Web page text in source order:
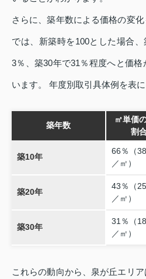
さらに、築年数による価格の変
では、新築時を100とした場合
3％、築30年で31％程度へと価
います。 年度別取引具体例を表に
築年数
㎡単価
割
築10年
66％（
／㎡）
築20年
43％（
／㎡）
築30年
31％（
／㎡）
これらの動向から、泉が丘エリ